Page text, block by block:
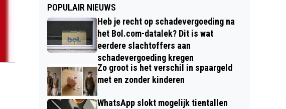
POPULAIR NIEUWS
Heb je recht op schadevergoeding na
het Bol.com-datalek? Dit is wat
eerdere slachtoffers aan
schadevergoeding kregen
Zo groot is het verschil in spaargeld
met en zonder kinderen
WhatsApp slokt mogelijk tientallen